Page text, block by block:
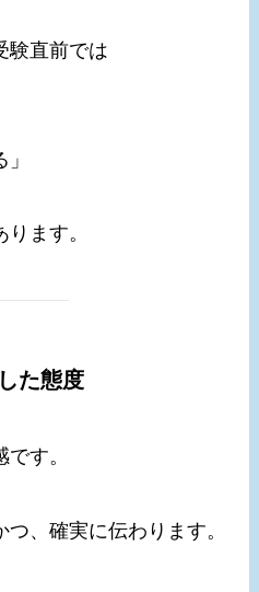
験直前では
ます。
た態度
す。
、確実に伝わります。